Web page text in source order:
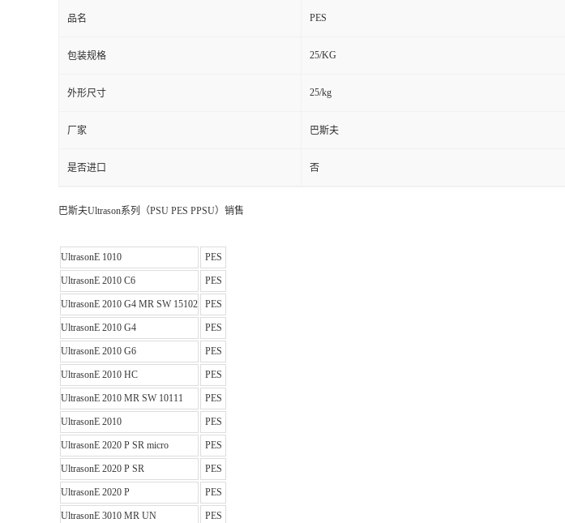
品名 PES
包装规格 25/KG
外形尺寸 25/kg
厂家 巴斯夫
是否进口 否
巴斯夫Ultrason系列（PSU PES PPSU）销售
UltrasonE 1010 PES
UltrasonE 2010 C6 PES
UltrasonE 2010 G4 MR SW 15102 PES
UltrasonE 2010 G4 PES
UltrasonE 2010 G6 PES
UltrasonE 2010 HC PES
UltrasonE 2010 MR SW 10111 PES
UltrasonE 2010 PES
UltrasonE 2020 P SR micro PES
UltrasonE 2020 P SR PES
UltrasonE 2020 P PES
UltrasonE 3010 MR UN PES